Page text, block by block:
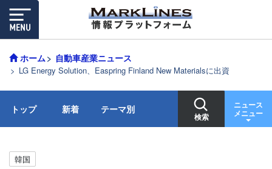
ホーム 自動車産業ニュース
LG Energy Solution、Easpring Finland New Materialsに出資
トップ 新着 テーマ別
検索
ニュース
メニュー
韓国